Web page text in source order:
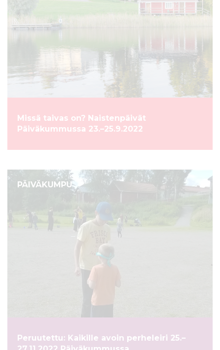
Missä taivas on? Naistenpäivät
Päiväkummussa 23.–25.9.2022
PÄIVÄKUMPU
Peruutettu: Kaikille avoin perheleiri 25.–